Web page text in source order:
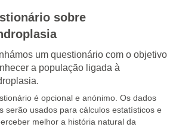
sobre
um questionário com o objetivo
a população ligada à
é opcional e anónimo. Os dados
serão usados para cálculos estatísticos e
melhor a história natural da
LOGIN EN • PT • ES